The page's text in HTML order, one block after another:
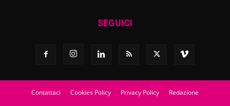
SEGUICI
Contattaci Cookies Policy Privacy Policy Redazione